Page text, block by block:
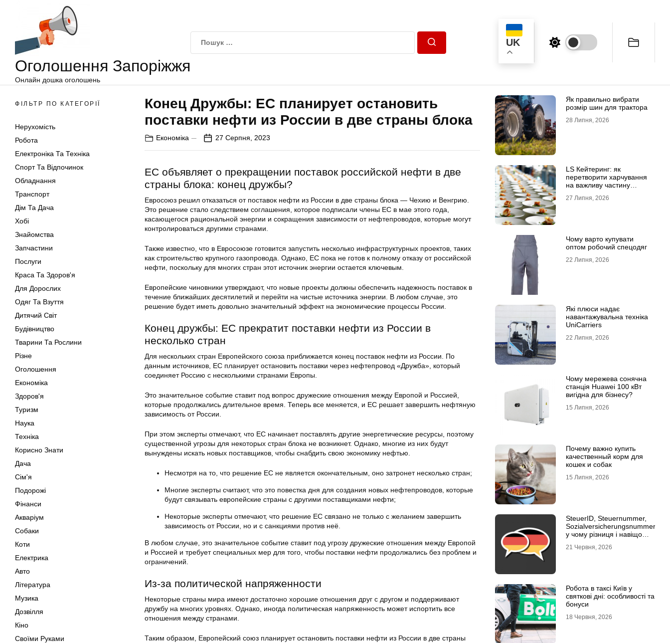
Оголошення Запоріжжя
Онлайн дошка оголошень
UK
ФІЛЬТР ПО КАТЕГОРІЇ
Нерухомість
Робота
Електроніка Та Техніка
Спорт Та Відпочинок
Обладнання
Транспорт
Дім Та Дача
Хобі
Знайомства
Запчастини
Послуги
Краса Та Здоров'я
Для Дорослих
Одяг Та Взуття
Дитячий Світ
Будівництво
Тварини Та Рослини
Різне
Оголошення
Економіка
Здоров'я
Туризм
Наука
Техніка
Корисно Знати
Дача
Сім'я
Подорожі
Фінанси
Акваріум
Собаки
Коти
Електрика
Авто
Література
Музика
Дозвілля
Кіно
Своїми Руками
Конец Дружбы: ЕС планирует остановить
поставки нефти из России в две страны блока
Економіка 27 Серпня, 2023
ЕС объявляет о прекращении поставок российской нефти в две
страны блока: конец дружбы?
Евросоюз решил отказаться от поставок нефти из России в две страны блока — Чехию и Венгрию.
Это решение стало следствием соглашения, которое подписали члены ЕС в мае этого года,
касающегося рациональной энергии и сокращения зависимости от нефтепроводов, которые могут
контролироваться другими странами.
Также известно, что в Евросоюзе готовится запустить несколько инфраструктурных проектов, таких
как строительство крупного газопровода. Однако, ЕС пока не готов к полному отказу от российской
нефти, поскольку для многих стран этот источник энергии остается ключевым.
Европейские чиновники утверждают, что новые проекты должны обеспечить надежность поставок в
течение ближайших десятилетий и перейти на чистые источника энергии. В любом случае, это
решение будет иметь довольно значительный эффект на экономические процессы России.
Конец дружбы: ЕС прекратит поставки нефти из России в
несколько стран
Для нескольких стран Европейского союза приближается конец поставок нефти из России. По
данным источников, ЕС планирует остановить поставки через нефтепровод «Дружба», который
соединяет Россию с несколькими странами Европы.
Это значительное событие ставит под вопрос дружеские отношения между Европой и Россией,
которые продолжались длительное время. Теперь все меняется, и ЕС решает завершить нефтяную
зависимость от России.
При этом эксперты отмечают, что ЕС начинает поставлять другие энергетические ресурсы, поэтому
существенной угрозы для некоторых стран блока не возникнет. Однако, многие из них будут
вынуждены искать новых поставщиков, чтобы снабдить свою экономику нефтью.
Несмотря на то, что решение ЕС не является окончательным, оно затронет несколько стран;
Многие эксперты считают, что это повестка дня для создания новых нефтепроводов, которые
будут связывать европейские страны с другими поставщиками нефти;
Некоторые эксперты отмечают, что решение ЕС связано не только с желанием завершить
зависимость от России, но и с санкциями против неё.
В любом случае, это значительное событие ставит под угрозу дружеские отношения между Европой
и Россией и требует специальных мер для того, чтобы поставки нефти продолжались без проблем и
ограничений.
Из-за политической напряженности
Некоторые страны мира имеют достаточно хорошие отношения друг с другом и поддерживают
дружбу на многих уровнях. Однако, иногда политическая напряженность может испортить все
отношения между странами.
Таким образом, Европейский союз планирует остановить поставки нефти из России в две страны
Як правильно вибрати
розмір шин для трактора
28 Липня, 2026
LS Кейтеринг: як
перетворити харчування
на важливу частину
27 Липня, 2026
Чому варто купувати
оптом робочий спецодяг
22 Липня, 2026
Які плюси надає
навантажувальна техніка
UniCarriers
22 Липня, 2026
Чому мережева сонячна
станція Huawei 100 кВт
вигідна для бізнесу?
15 Липня, 2026
Почему важно купить
качественный корм для
кошек и собак
15 Липня, 2026
SteuerID, Steuernummer,
Sozialversicherungsnummer:
у чому різниця і навіщо
21 Червня, 2026
Робота в таксі Київ у
святкові дні: особливості та
бонуси
18 Червня, 2026